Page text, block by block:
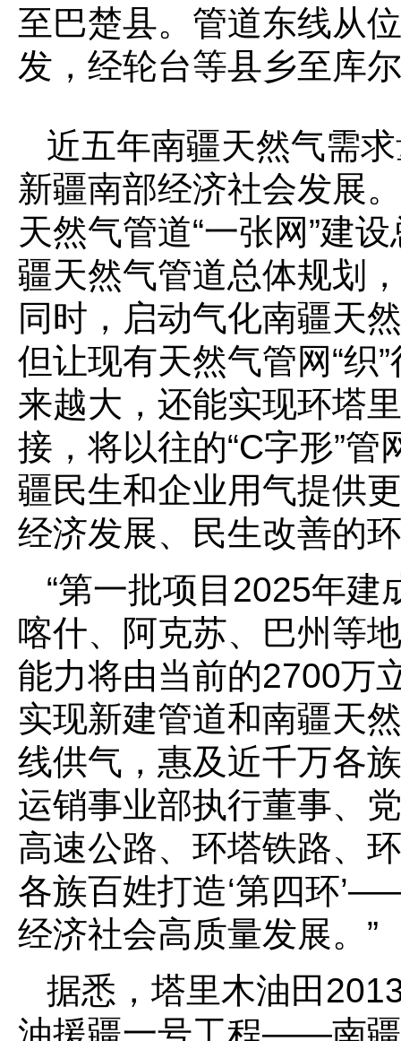
至巴楚县。管道东线从
发，经轮台等县乡至库
近五年南疆天然气需
新疆南部经济社会发展
天然气管道“一张网”建
疆天然气管道总体规划
同时，启动气化南疆天
但让现有天然气管网“织
来越大，还能实现环塔
接，将以往的“C字形”管
疆民生和企业用气提供
经济发展、民生改善的
“第一批项目2025年建
喀什、阿克苏、巴州等
能力将由当前的2700万
实现新建管道和南疆天
线供气，惠及近千万各
运销事业部执行董事、
高速公路、环塔铁路、
各族百姓打造‘第四环
经济社会高质量发展。”
据悉，塔里木油田